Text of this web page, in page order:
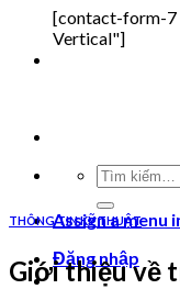
[contact-form-
Vertical"]
Tìm
kiếm:
Assign a menu
Đăng nhập
THÔNG TIN KỸ THUẬT
Giới thiệu về